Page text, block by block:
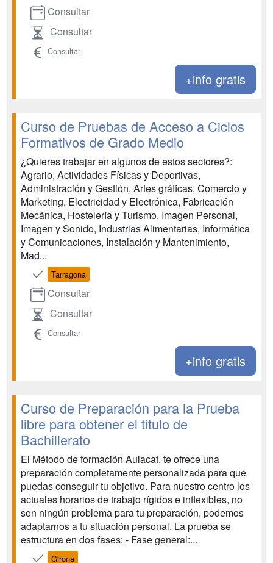
Consultar
Consultar
Consultar
+info gratis
Curso de Pruebas de Acceso a Ciclos
Formativos de Grado Medio
¿Quieres trabajar en algunos de estos sectores?:
Agrario, Actividades Físicas y Deportivas,
Administración y Gestión, Artes gráficas, Comercio y
Marketing, Electricidad y Electrónica, Fabricación
Mecánica, Hostelería y Turismo, Imagen Personal,
Imagen y Sonido, Industrias Alimentarias, Informática
y Comunicaciones, Instalación y Mantenimiento,
Mad...
Tarragona
Consultar
Consultar
Consultar
+info gratis
Curso de Preparación para la Prueba
libre para obtener el titulo de
Bachillerato
El Método de formación Aulacat, te ofrece una
preparación completamente personalizada para que
puedas conseguir tu objetivo. Para nuestro centro los
actuales horarios de trabajo rígidos e inflexibles, no
son ningún problema para tu preparación, podemos
adaptarnos a tu situación personal. La prueba se
estructura en dos fases: - Fase general:...
Girona